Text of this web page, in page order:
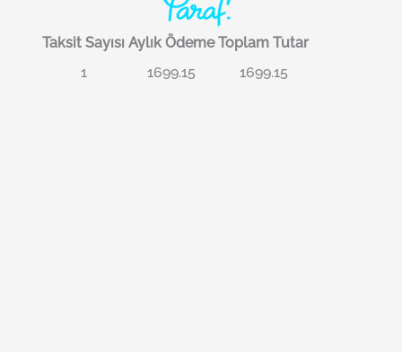
Taksit Sayısı Aylık Ödeme Toplam Tutar
1
1699.15 1699.15